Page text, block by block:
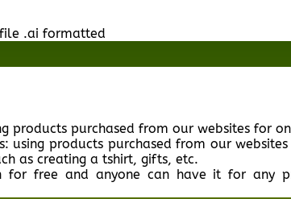
.ai formatted
products purchased from our websites for
using products purchased from our
as creating a tshirt, gifts, etc.
for free and anyone can have it for any